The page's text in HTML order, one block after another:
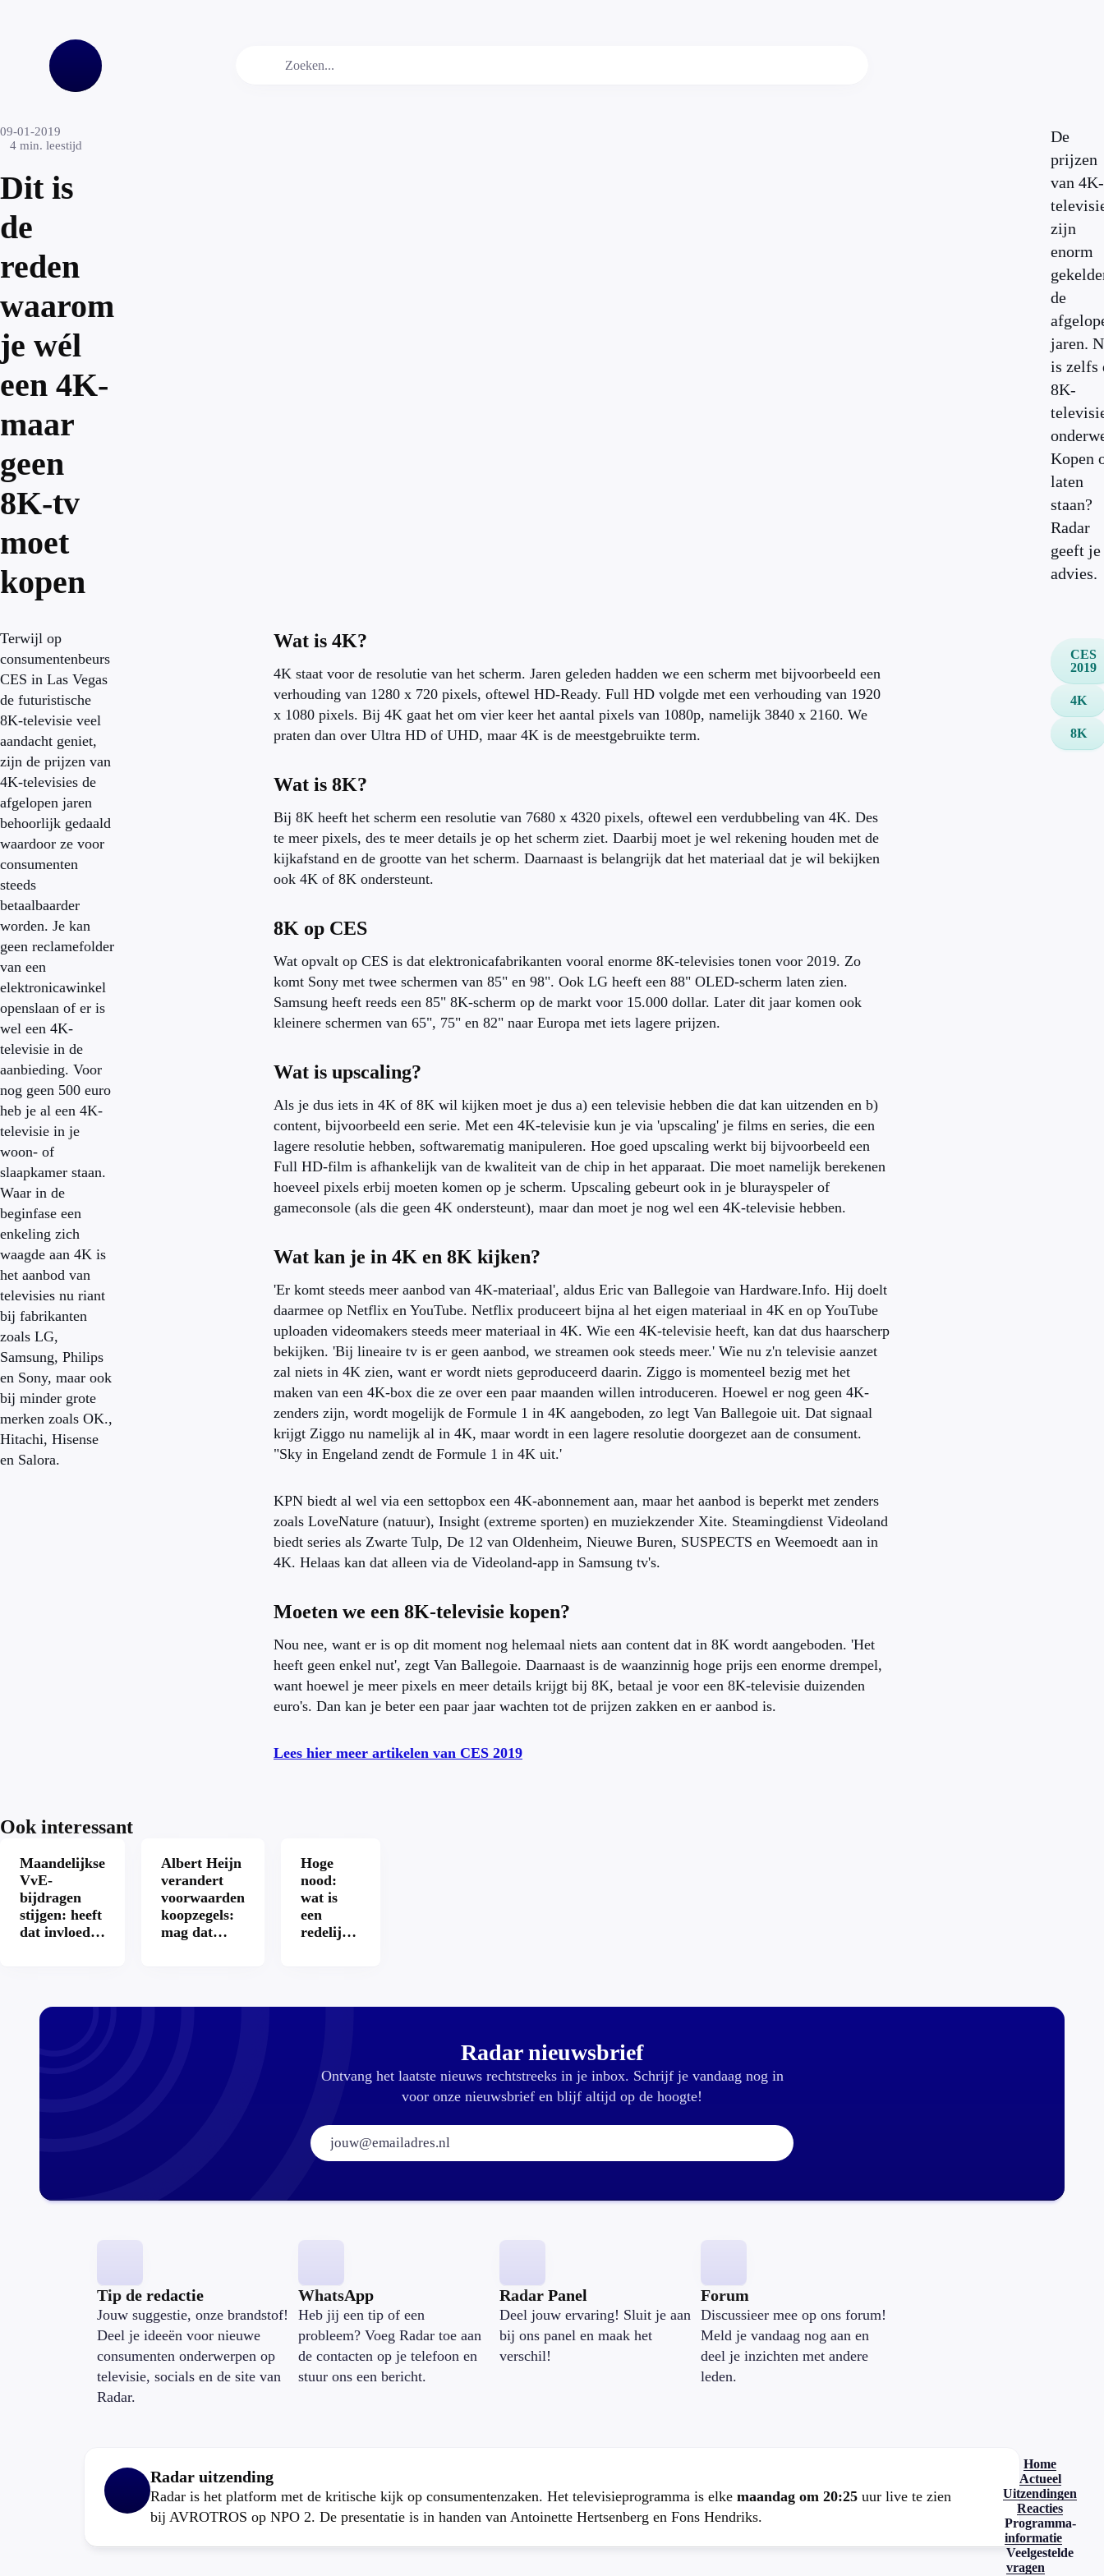
09-01-2019
4 min. leestijd
Dit is
de
reden
waarom
je wél
een 4K-
maar
geen
8K-tv
moet
kopen
De
prijzen
van 4K-
zijn
enorm
de
jaren.
is zelfs
8K-
Kopen
laten
staan?
Radar
geeft je
advies.
Terwijl op
consumentenbeurs
CES in Las Vegas
de futuristische
8K-televisie veel
aandacht geniet,
zijn de prijzen van
4K-televisies de
afgelopen jaren
behoorlijk gedaald
waardoor ze voor
consumenten
steeds
betaalbaarder
worden. Je kan
geen reclamefolder
van een
elektronicawinkel
openslaan of er is
wel een 4K-
televisie in de
aanbieding. Voor
nog geen 500 euro
heb je al een 4K-
televisie in je
woon- of
slaapkamer staan.
Waar in de
beginfase een
enkeling zich
waagde aan 4K is
het aanbod van
televisies nu riant
bij fabrikanten
zoals LG,
Samsung, Philips
en Sony, maar ook
bij minder grote
merken zoals OK.,
Hitachi, Hisense
en Salora.
Wat is 4K?
4K staat voor de resolutie van het scherm. Jaren geleden hadden we een scherm met bijvoorbeeld een
verhouding van 1280 x 720 pixels, oftewel HD-Ready. Full HD volgde met een verhouding van 1920
x 1080 pixels. Bij 4K gaat het om vier keer het aantal pixels van 1080p, namelijk 3840 x 2160. We
praten dan over Ultra HD of UHD, maar 4K is de meestgebruikte term.
Wat is 8K?
Bij 8K heeft het scherm een resolutie van 7680 x 4320 pixels, oftewel een verdubbeling van 4K. Des
te meer pixels, des te meer details je op het scherm ziet. Daarbij moet je wel rekening houden met de
kijkafstand en de grootte van het scherm. Daarnaast is belangrijk dat het materiaal dat je wil bekijken
ook 4K of 8K ondersteunt.
8K op CES
Wat opvalt op CES is dat elektronicafabrikanten vooral enorme 8K-televisies tonen voor 2019. Zo
komt Sony met twee schermen van 85" en 98". Ook LG heeft een 88" OLED-scherm laten zien.
Samsung heeft reeds een 85" 8K-scherm op de markt voor 15.000 dollar. Later dit jaar komen ook
kleinere schermen van 65", 75" en 82" naar Europa met iets lagere prijzen.
Wat is upscaling?
Als je dus iets in 4K of 8K wil kijken moet je dus a) een televisie hebben die dat kan uitzenden en b)
content, bijvoorbeeld een serie. Met een 4K-televisie kun je via 'upscaling' je films en series, die een
lagere resolutie hebben, softwarematig manipuleren. Hoe goed upscaling werkt bij bijvoorbeeld een
Full HD-film is afhankelijk van de kwaliteit van de chip in het apparaat. Die moet namelijk berekenen
hoeveel pixels erbij moeten komen op je scherm. Upscaling gebeurt ook in je blurayspeler of
gameconsole (als die geen 4K ondersteunt), maar dan moet je nog wel een 4K-televisie hebben.
Wat kan je in 4K en 8K kijken?
'Er komt steeds meer aanbod van 4K-materiaal', aldus Eric van Ballegoie van Hardware.Info. Hij doelt
daarmee op Netflix en YouTube. Netflix produceert bijna al het eigen materiaal in 4K en op YouTube
uploaden videomakers steeds meer materiaal in 4K. Wie een 4K-televisie heeft, kan dat dus haarscherp
bekijken. 'Bij lineaire tv is er geen aanbod, we streamen ook steeds meer.' Wie nu z'n televisie aanzet
zal niets in 4K zien, want er wordt niets geproduceerd daarin. Ziggo is momenteel bezig met het
maken van een 4K-box die ze over een paar maanden willen introduceren. Hoewel er nog geen 4K-
zenders zijn, wordt mogelijk de Formule 1 in 4K aangeboden, zo legt Van Ballegoie uit. Dat signaal
krijgt Ziggo nu namelijk al in 4K, maar wordt in een lagere resolutie doorgezet aan de consument.
"Sky in Engeland zendt de Formule 1 in 4K uit.'
KPN biedt al wel via een settopbox een 4K-abonnement aan, maar het aanbod is beperkt met zenders
zoals LoveNature (natuur), Insight (extreme sporten) en muziekzender Xite. Steamingdienst Videoland
biedt series als Zwarte Tulp, De 12 van Oldenheim, Nieuwe Buren, SUSPECTS en Weemoedt aan in
4K. Helaas kan dat alleen via de Videoland-app in Samsung tv's.
Moeten we een 8K-televisie kopen?
Nou nee, want er is op dit moment nog helemaal niets aan content dat in 8K wordt aangeboden. 'Het
heeft geen enkel nut', zegt Van Ballegoie. Daarnaast is de waanzinnig hoge prijs een enorme drempel,
want hoewel je meer pixels en meer details krijgt bij 8K, betaal je voor een 8K-televisie duizenden
euro's. Dan kan je beter een paar jaar wachten tot de prijzen zakken en er aanbod is.
Lees hier meer artikelen van CES 2019
CES
2019
4K
8K
Ook interessant
Maandelijkse
VvE-
bijdragen
stijgen: heeft
dat invloed
Albert Heijn
verandert
voorwaarden
koopzegels:
mag dat
Hoge
nood:
wat is
een
redelijke
Radar nieuwsbrief
Ontvang het laatste nieuws rechtstreeks in je inbox. Schrijf je vandaag nog in
voor onze nieuwsbrief en blijf altijd op de hoogte!
E-mailadres:
Tip de redactie
Jouw suggestie, onze brandstof!
Deel je ideeën voor nieuwe
consumenten onderwerpen op
televisie, socials en de site van
Radar.
WhatsApp
Heb jij een tip of een
probleem? Voeg Radar toe aan
de contacten op je telefoon en
stuur ons een bericht.
Radar Panel
Deel jouw ervaring! Sluit je aan
bij ons panel en maak het
verschil!
Forum
Discussieer mee op ons forum!
Meld je vandaag nog aan en
deel je inzichten met andere
leden.
Radar uitzending
Radar is het platform met de kritische kijk op consumentenzaken. Het televisieprogramma is elke maandag om 20:25 uur live te zien
bij AVROTROS op NPO 2. De presentatie is in handen van Antoinette Hertsenberg en Fons Hendriks.
Home
Actueel
Uitzendingen
Reacties
Programma-
informatie
Veelgestelde
vragen